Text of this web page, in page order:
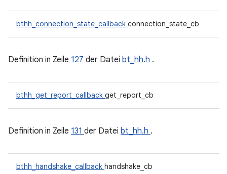
bthh_connection_state_callback connection_state_cb
Definition in Zeile 127 der Datei bt_hh.h .
bthh_get_report_callback get_report_cb
Definition in Zeile 131 der Datei bt_hh.h .
bthh_handshake_callback handshake_cb